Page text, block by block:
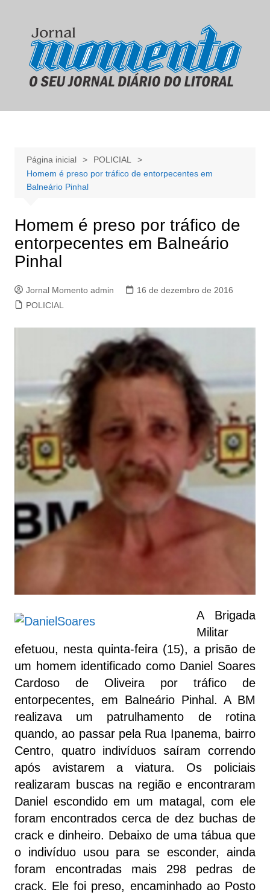
conteúdo
Página inicial
POLICIAL
Homem é preso por tráfico de entorpecentes em
Balneário Pinhal
Homem é preso por tráfico de
entorpecentes em Balneário
Pinhal
Jornal Momento admin
16 de dezembro de 2016
POLICIAL
A Brigada
Militar
efetuou, nesta quinta-feira (15), a prisão de
um homem identificado como Daniel Soares
Cardoso de Oliveira por tráfico de
entorpecentes, em Balneário Pinhal. A BM
realizava um patrulhamento de rotina
quando, ao passar pela Rua Ipanema, bairro
Centro, quatro indivíduos saíram correndo
após avistarem a viatura. Os policiais
realizaram buscas na região e encontraram
Daniel escondido em um matagal, com ele
foram encontrados cerca de dez buchas de
crack e dinheiro. Debaixo de uma tábua que
o indivíduo usou para se esconder, ainda
foram encontradas mais 298 pedras de
crack. Ele foi preso, encaminhado ao Posto